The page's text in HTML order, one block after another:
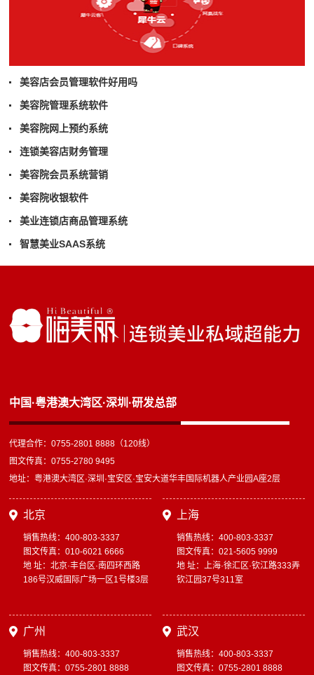
美容店会员管理软件好用吗
美容院管理系统软件
美容院网上预约系统
连锁美容店财务管理
美容院会员系统营销
美容院收银软件
美业连锁店商品管理系统
智慧美业SAAS系统
中国·粤港澳大湾区·深圳·研发总部
代理合作：0755-2801 8888（120线）
图文传真：0755-2780 9495
地址：粤港澳大湾区·深圳·宝安区·宝安大道华丰国际机器人产业园A座2层
北京
销售热线：400-803-3337
图文传真：010-6021 6666
地 址：北京·丰台区·南四环西路
186号汉威国际广场一区1号楼3层
上海
销售热线：400-803-3337
图文传真：021-5605 9999
地 址：上海·徐汇区·钦江路333弄
钦江园37号311室
广州
销售热线：400-803-3337
图文传真：0755-2801 8888
武汉
销售热线：400-803-3337
图文传真：0755-2801 8888